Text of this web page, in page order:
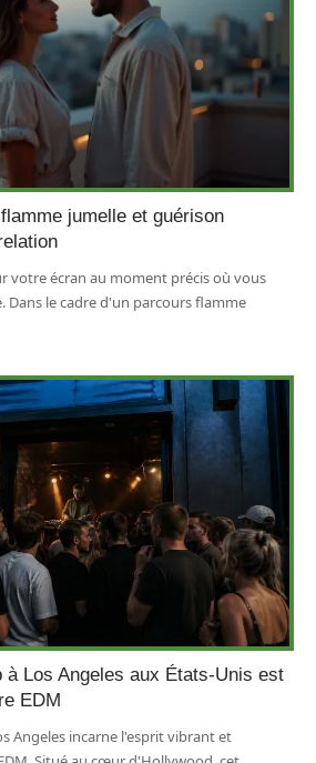
jumelle et guérison
votre écran au moment précis où vous
Dans le cadre d'un parcours flamme
à Los Angeles aux États‑Unis est
EDM
Angeles incarne l'esprit vibrant et